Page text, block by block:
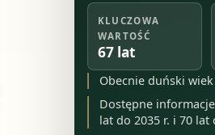
KLUCZOWA
WARTOŚĆ
67 lat
Obecnie duński
Dostępne
lat do 2035 r. i 70 lat